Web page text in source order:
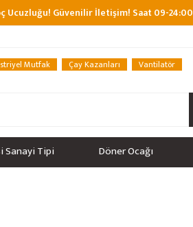
Ucuzluğu! Güvenilir İletişim! Saat 09-24:00
Mutfak Çay Kazanları
Vantilatör
Sanayi Tipi Döner Ocağı